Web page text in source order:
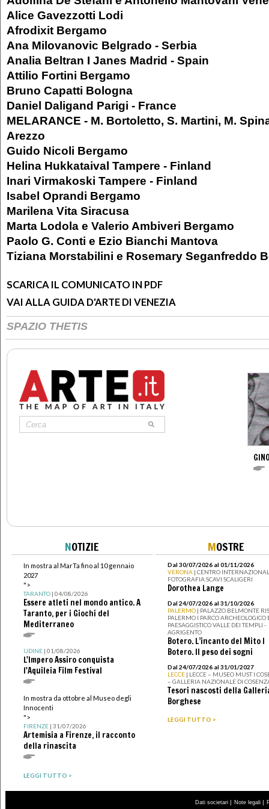
Alice Gavezzotti Lodi
Afrodixit Bergamo
Ana Milovanovic Belgrado - Serbia
Analia Beltran I Janes Madrid - Spain
Attilio Fortini Bergamo
Bruno Capatti Bologna
Daniel Daligand Parigi - France
MELARANCE - M. Bortoletto, S. Martini, M.
Arezzo
Guido Nicoli Bergamo
Helina Hukkataival Tampere - Finland
Inari Virmakoski Tampere - Finland
Isabel Oprandi Bergamo
Marilena Vita Siracusa
Marta Lodola e Valerio Ambiveri Bergamo
Paolo G. Conti e Ezio Bianchi Mantova
Tiziana Morstabilini e Rosemary Seganfreddo
SCARICA IL COMUNICATO IN PDF
VAI ALLA GUIDA D'ARTE DI VENEZIA
SPAZIO THETIS
NOTIZIE
In mostra al MarTa fino al 10 gennaio
2027
">
TARANTO| 04/08/2026
Essere atleti nel mondo antico. A
Taranto, per i Giochi del
Mediterraneo
UDINE| 01/08/2026
L'Impero Assiro conquista
l'Aquileia Film Festival
In mostra da ottobre al Museo degli
Innocenti
">
FIRENZE| 31/07/2026
Artemisia a Firenze, il racconto
della rinascita
LEGGI TUTTO >
MOSTRE
Dal 30/07/2026 al 01/11/2026
VERONA | CENTRO
FOTOGRAFIA SCAVI SCALIGERI
Dorothea Lange
Dal 24/07/2026 al 31/10/2026
PALERMO | PALAZZO BELMONTE
PALERMO I PARCO ARCHEOLOGICO
PAESAGGISTICO VALLE DEI TEMPLI -
AGRIGENTO
Botero. L’incanto del Mito I
Botero. Il peso dei sogni
Dal 24/07/2026 al 31/01/2027
LECCE | LECCE – MUSEO MUST I
– GALLERIA NAZIONALE DI
Tesori nascosti della
Borghese
LEGGI TUTTO >
Dati societari | Note legali |